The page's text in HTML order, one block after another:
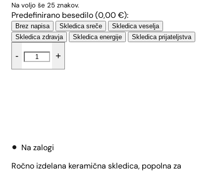
Na voljo še 25 znakov.
Predefinirano besedilo (0,00€):
Brez napisa Skledica sreče
Skledica veselja
Skledica zdravja
Skledica energije Skledica prijateljstva
-
skledica
za
+
Na zalogi
Ročno izdelana keramična skledica, popolna za